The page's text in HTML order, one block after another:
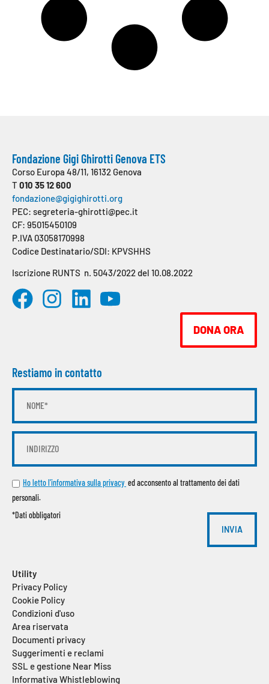
Fondazione Gigi Ghirotti Genova ETS
Corso Europa 48/11, 16132 Genova
T 010 35 12 600
fondazione@gigighirotti.org
PEC: segreteria-ghirotti@pec.it
CF: 95015450109
P.IVA 03058170998
Codice Destinatario/SDI: KPVSHHS
Iscrizione RUNTS n. 5043/2022 del 10.08.2022
DONA ORA
Restiamo in contatto
Ho letto l'informativa sulla privacy ed acconsento al trattamento dei dati
personali.
INVIA
*Dati obbligatori
Utility
Privacy Policy
Cookie Policy
Condizioni d'uso
Area riservata
Documenti privacy
Suggerimenti e reclami
SSL e gestione Near Miss
Informativa Whistleblowing